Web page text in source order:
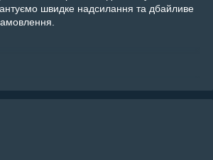
швидке надсилання та дбайливе